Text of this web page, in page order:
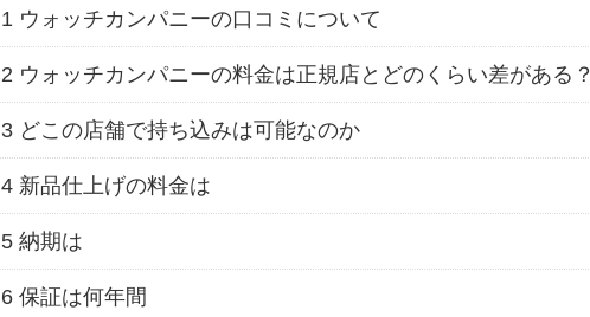
1 ウォッチカンパニーの口コミについて
2 ウォッチカンパニーの料金は正規店とどのくらい差がある？
3 どこの店舗で持ち込みは可能なのか
4 新品仕上げの料金は
5 納期は
6 保証は何年間